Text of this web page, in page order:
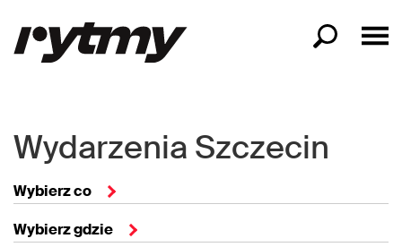
Wydarzenia Szczecin
Wybierz co
Wybierz gdzie